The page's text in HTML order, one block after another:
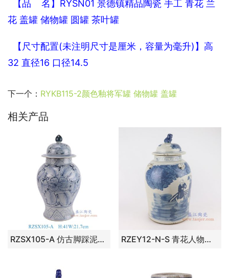
【品    名】RYSN01 景德镇精品陶瓷 手工 青花 兰
花 盖罐 储物罐 圆罐 茶叶罐
【尺寸配置(未注明尺寸是厘米，容量为毫升)】高
32 直径16 口径14.5
下一个： RYKB115-2颜色釉将军罐 储物罐 盖罐
相关产品
RZSX105-A 仿古脚踩泥青花花叶纹将军罐 高41直径21.7底径16.3重量4.25KG RZEY12-N-S 青花人物将军罐; 高：45直径：25.5口径：底径：23重量：6.75KG